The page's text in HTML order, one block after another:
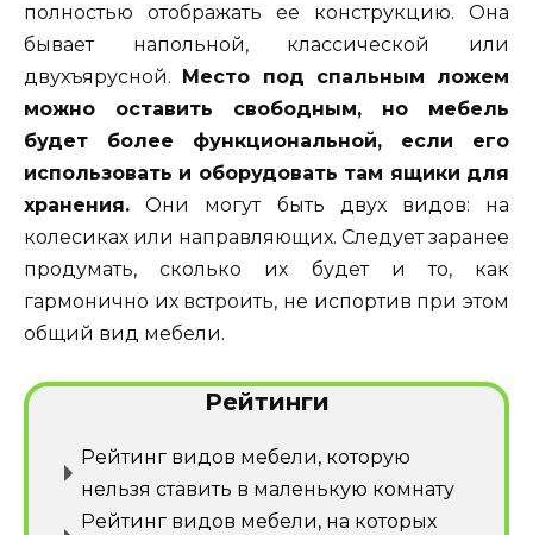
полностью отображать ее конструкцию. Она
бывает напольной, классической или
двухъярусной.
Место под спальным ложем
можно оставить свободным, но мебель
будет более функциональной, если его
использовать и оборудовать там ящики для
хранения. Они могут быть двух видов: на
колесиках или направляющих. Следует заранее
продумать, сколько их будет и то, как
гармонично их встроить, не испортив при этом
общий вид мебели.
Рейтинги
Рейтинг видов мебели, которую
нельзя ставить в маленькую комнату
Рейтинг видов мебели, на которых